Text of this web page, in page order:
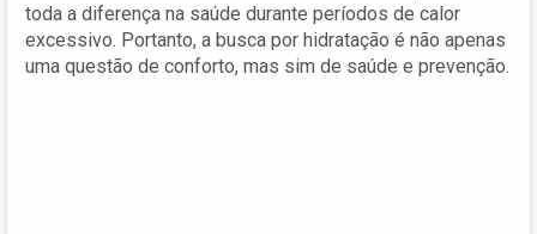
toda a diferença na saúde durante períodos de calor
excessivo. Portanto, a busca por hidratação é não apenas
uma questão de conforto, mas sim de saúde e prevenção.